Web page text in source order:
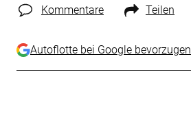
Kommentare Teilen
Autoflotte bei Google bevorzugen